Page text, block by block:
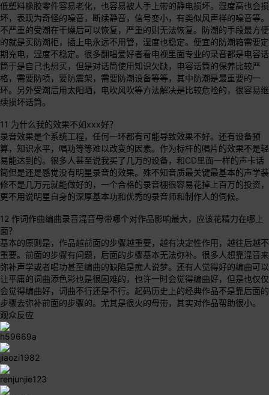
低塑料橡胶零件容易老化，也容易被人手上带的静电损坏。湿度高也会损
坏，表现为奇怪的噪音，断续静音，信号变小，有类似风声样的噪音等。
不严重的受潮在干燥后可以恢复，严重的则无法恢复。防潮的手段最方便
的就是买防潮柜，插上电永远不用管，湿度也稳定。便宜的防潮箱需要定
期充电，湿度不稳定。很多翻唱爱好者看电视里面专业的录音都是电容话
筒于是自己也想买，但是对话筒使用知识欠缺，电容话筒的保养比较严
格，需要防喷，要防震架，需要防潮设备等等，其中防潮是最重要的一
环。另外受潮后用太阳晒，电吹风吹等方法解决是比较危险的，很容易继
续损坏话筒。
11 为什么我的效果不如xxx好？
录音效果是个系统工程，任何一环都有可能导致效果不好。还有设备预
算，知识水平，唱功等等难以改变的因素。作为标杆的唱片的效果不是轻
易能达到的。很多人甚至说我买了几万的设备，和CD里面一样的声卡话
筒但是还是感觉没有明星录音的效果。殊不知音质最关键最基本的声学装
修不是几万元就能做好的，一个合格的录音棚很容易花掉上百万的投资，
更不用说明星自身的深厚基本功和优秀的录音师和制作人的伺候。
12 作词作曲编曲录音混音母带哪个对作品影响最大，应该花精力在哪上
面？
基本的原则是，作品越前面的步骤越重要，越有决定性作用，越往后越不
重要。前面的步骤有问题，后面的步骤基本无法弥补。很多人想靠混音来
弥补声学或者唱功甚至编曲的缺陷是痴人说梦。还有人觉得好的编曲可以
让平庸的词曲添色彩也是很困难的，也许一时会觉得编曲好，但是也仅仅
会觉得编曲好，词曲不行还是不行。起码历史上的经典作品不是靠后面的
步骤去弥补前面的步骤的。尤其是很火的母带，其实对作品帮助很小。
观众反应
h59669a
jiaozi1982
renjunjie123